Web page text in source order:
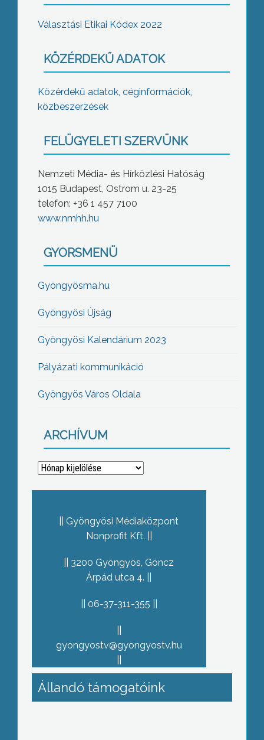
Választási Etikai Kódex 2022
KÖZÉRDEKŰ ADATOK
Közérdekű adatok, céginformációk,
közbeszerzések
FELÜGYELETI SZERVÜNK
Nemzeti Média- és Hírközlési Hatóság
1015 Budapest, Ostrom u. 23-25
telefon: +36 1 457 7100
www.nmhh.hu
GYORSMENÜ
Gyöngyösma.hu
Gyöngyösi Újság
Gyöngyösi Kalendárium 2023
Pályázati kommunikáció
Gyöngyös Város Oldala
ARCHÍVUM
Archívum
Gyöngyösi Médiaközpont
Nonprofit Kft.
3200 Gyöngyös, Göncz
Árpád utca 4.
06-37-311-355
gyongyostv@gyongyostv.hu
Állandó támogatóink